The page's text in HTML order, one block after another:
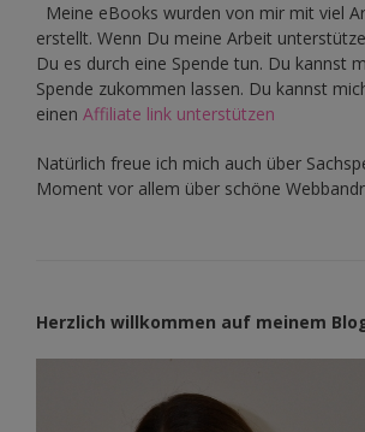
Meine eBooks wurden von mir mit viel
erstellt. Wenn Du meine Arbeit
Du es durch eine Spende tun. Du kannst
Spende zukommen lassen. Du kannst
einen Affiliate link unterstützen
Natürlich freue ich mich auch über
Moment vor allem über schöne
Herzlich willkommen auf meinem